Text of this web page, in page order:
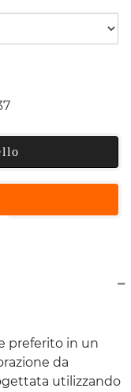
preferito in un
da
utilizzando